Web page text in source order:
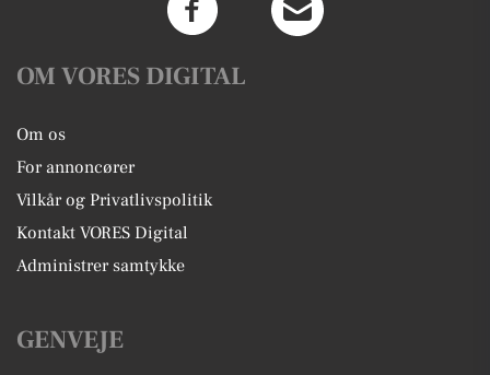
OM VORES DIGITAL
Om os
For annoncører
Vilkår og Privatlivspolitik
Kontakt VORES Digital
Administrer samtykke
GENVEJE